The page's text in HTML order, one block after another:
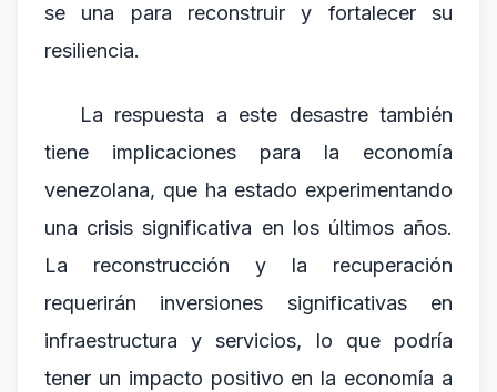
se una para reconstruir y fortalecer su
resiliencia.
La respuesta a este desastre también
tiene implicaciones para la economía
venezolana, que ha estado experimentando
una crisis significativa en los últimos años.
La reconstrucción y la recuperación
requerirán inversiones significativas en
infraestructura y servicios, lo que podría
tener un impacto positivo en la economía a